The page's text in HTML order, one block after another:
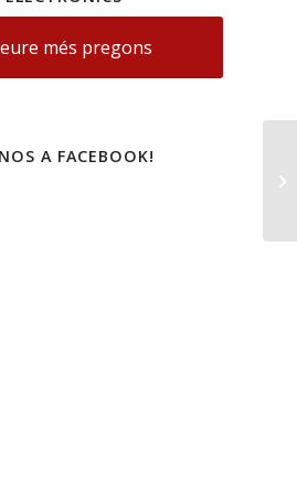
més pregons
A FACEBOOK!